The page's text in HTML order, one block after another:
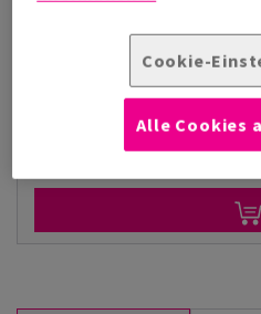
Cookie-
Alle Cookies